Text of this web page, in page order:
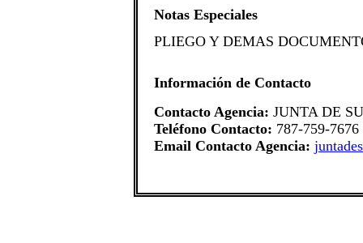
Notas Especiales
​PLIEGO Y DEMAS
Información de Contacto
Contacto Agencia: JUNTA DE
Teléfono Contacto: 787-759-7676
Email Contacto Agencia: